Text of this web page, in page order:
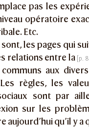
pas les
opératoire
Etc.
sont, les pages qui
relations entre la
communs aux
règles, les
sont par
sur les
aujourd’hui qu’il y a